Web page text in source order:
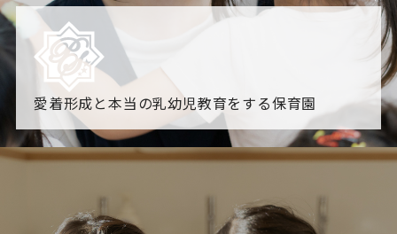
愛着形成と本当の乳幼児教育をする保育園
園からのお知らせ
「すくすく子育て」でリトルスター保育園が紹介されま